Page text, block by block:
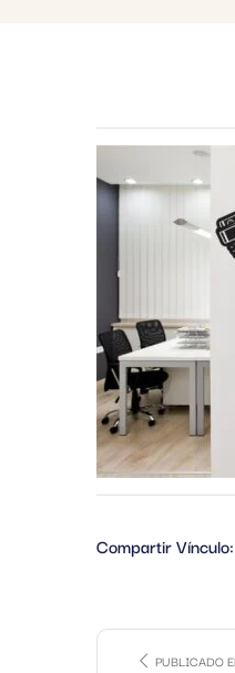
Compartir Vínculo:
PUBLICADO